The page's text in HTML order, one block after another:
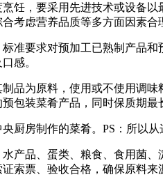
饪，要采用先进技术或设备
考虑营养品质等多方面因素合
准要求对预加工已熟制产品
感。
品为原料，使用或不使用调
包装菜肴产品，同时保质期最
厨房制作的菜肴。PS：所以
产品、蛋类、粮食、食用菌
索票、验收合格，确保原料来